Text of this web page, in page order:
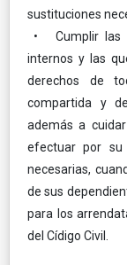
sustituciones
• Cumplir las
internos y las
derechos de
compartida y
además a
efectuar por su
necesarias,
de sus
para los
del Cídigo Civil.